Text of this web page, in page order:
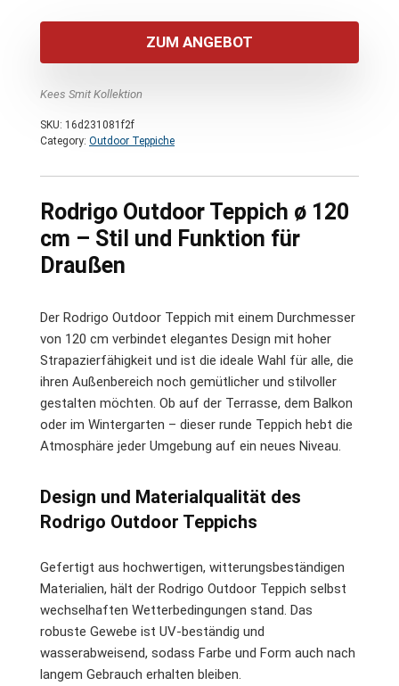
war:
26,00 €
ist:
20,00 €.
ZUM ANGEBOT
Kees Smit Kollektion
SKU: 16d231081f2f
Category: Outdoor Teppiche
Rodrigo Outdoor Teppich ø 120
cm – Stil und Funktion für
Draußen
Der Rodrigo Outdoor Teppich mit einem Durchmesser
von 120 cm verbindet elegantes Design mit hoher
Strapazierfähigkeit und ist die ideale Wahl für alle, die
ihren Außenbereich noch gemütlicher und stilvoller
gestalten möchten. Ob auf der Terrasse, dem Balkon
oder im Wintergarten – dieser runde Teppich hebt die
Atmosphäre jeder Umgebung auf ein neues Niveau.
Design und Materialqualität des
Rodrigo Outdoor Teppichs
Gefertigt aus hochwertigen, witterungsbeständigen
Materialien, hält der Rodrigo Outdoor Teppich selbst
wechselhaften Wetterbedingungen stand. Das
robuste Gewebe ist UV-beständig und
wasserabweisend, sodass Farbe und Form auch nach
langem Gebrauch erhalten bleiben.